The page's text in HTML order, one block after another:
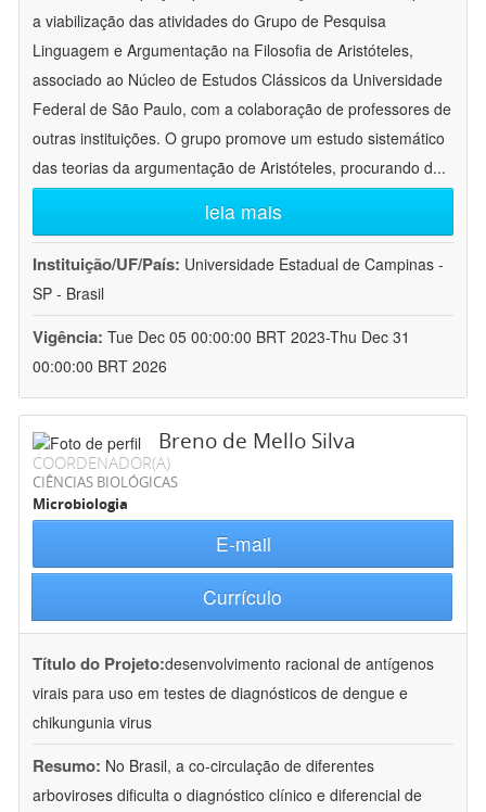
a viabilização das atividades do Grupo de Pesquisa
Linguagem e Argumentação na Filosofia de Aristóteles,
associado ao Núcleo de Estudos Clássicos da Universidade
Federal de São Paulo, com a colaboração de professores de
outras instituições. O grupo promove um estudo sistemático
das teorias da argumentação de Aristóteles, procurando d...
leia mais
Instituição/UF/País: Universidade Estadual de Campinas -
SP - Brasil
Vigência: Tue Dec 05 00:00:00 BRT 2023-Thu Dec 31
00:00:00 BRT 2026
Breno de Mello Silva
COORDENADOR(A)
CIÊNCIAS BIOLÓGICAS
Microbiologia
E-mail
Currículo
Título do Projeto:desenvolvimento racional de antígenos
virais para uso em testes de diagnósticos de dengue e
chikungunia virus
Resumo: No Brasil, a co-circulação de diferentes
arboviroses dificulta o diagnóstico clínico e diferencial de